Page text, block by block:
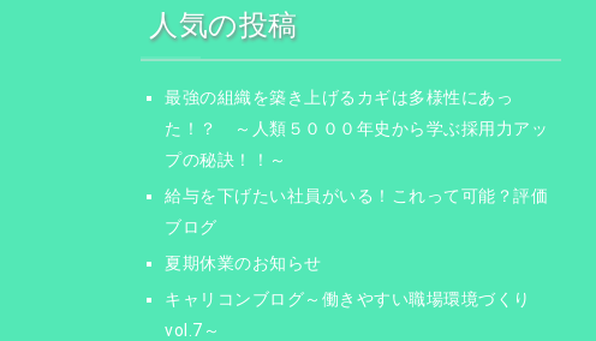
人気の投稿
最強の組織を築き上げるカギは多様性にあっ
た！？ ～人類５０００年史から学ぶ採用力アッ
プの秘訣！！～
給与を下げたい社員がいる！これって可能？評価
ブログ
夏期休業のお知らせ
キャリコンブログ～働きやすい職場環境づくり
vol.7～